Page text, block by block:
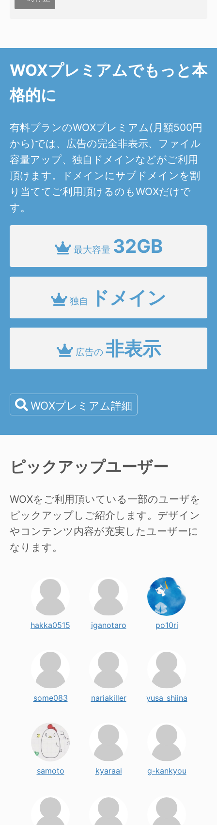
WOXプレミアムでもっと本
格的に
有料プランのWOXプレミアム(月額500円
から)では、広告の完全非表示、ファイル
容量アップ、独自ドメインなどがご利用
頂けます。ドメインにサブドメインを割
り当ててご利用頂けるのもWOXだけで
す。
最大容量 32GB
独自 ドメイン
広告の 非表示
WOXプレミアム詳細
ピックアップユーザー
WOXをご利用頂いている一部のユーザを
ピックアップしご紹介します。デザイン
やコンテンツ内容が充実したユーザーに
なります。
hakka0515 iganotaro po10ri
some083 nariakiller yusa_shiina
samoto kyaraai g-kankyou